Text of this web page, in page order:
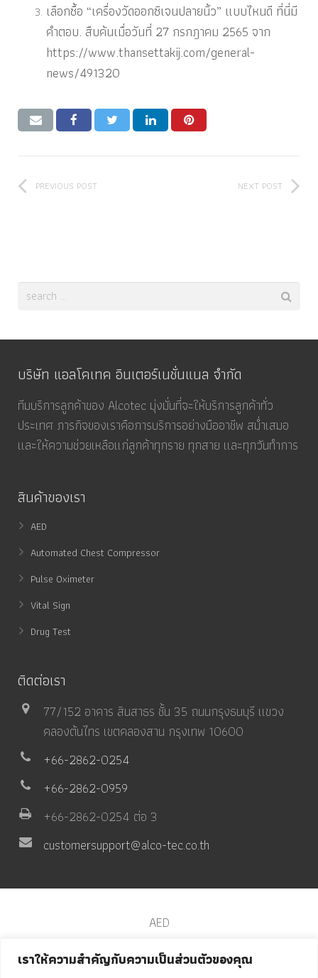
เราให้ความสำคัญกับความเป็นส่วนตัวของคุณ
เลือกซื้อ “เครื่องวัดออกซิเจนปลายนิ้ว” แบบไหนดี ที่นี่มี
คำตอบ. สืบค้นเมื่อวันที่ 27 กรกฎาคม 2565 จาก
https://www.thansettakij.com/general-
news/491320
PREVIOUS POST NEXT POST
บริษัท แอลโคเทค อินเตอร์เนชั่นแนล จำกัด
ทีมบริการลูกค้าของ Alcotec มุ่งมั่นที่จะให้บริการลูกค้าทั่ว
ประเทศ ภารกิจของเราคือการบริการอย่างมืออาชีพ สม่ำเสมอ
และให้ความช่วยเหลือแก่ลูกค้าทุกราย ทุกสาย และทุกวันทำการ
สินค้าของเรา
AED
Automated Chest Compressor
Pulse Oximeter
Vital Sign
Drug Test
ติดต่อเรา
77/152 อาคาร สินสาธร ชั้น 35 ถนนกรุงธนบุรี แขวง
คลองต้นไทร เขตคลองสาน กรุงเทพ 10600
+66-2862-0254
+66-2862-0959
+66-2862-0254 ต่อ 3
customersupport@alco-tec.co.th
AED
Automated Chest Compressor